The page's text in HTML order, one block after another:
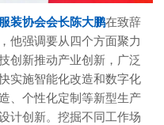
装协会会长陈大鹏在致辞
他强调要从四个方面聚力
创新推动产业创新，广泛
实施智能化改造和数字化
、个性化定制等新型生产
计创新。挖掘不同工作场